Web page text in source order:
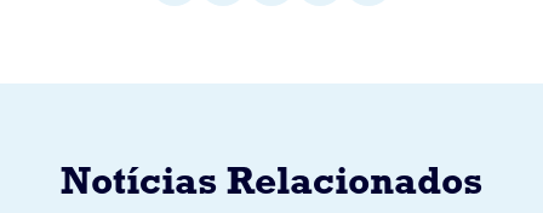
Notícias Relacionados